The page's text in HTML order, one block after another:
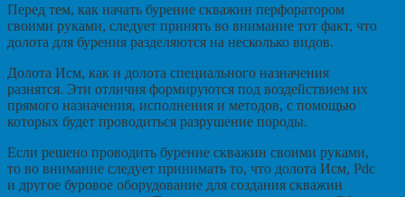
Перед тем, как начать бурение скважин перфоратором
своими руками, следует принять во внимание тот факт, что
долота для бурения разделяются на несколько видов.
Долота Исм, как и долота специального назначения
разнятся. Эти отличия формируются под воздействием их
прямого назначения, исполнения и методов, с помощью
которых будет проводиться разрушение породы.
Если решено проводить бурение скважин своими руками,
то во внимание следует принимать то, что долота Исм, Pdc
и другое буровое оборудование для создания скважин